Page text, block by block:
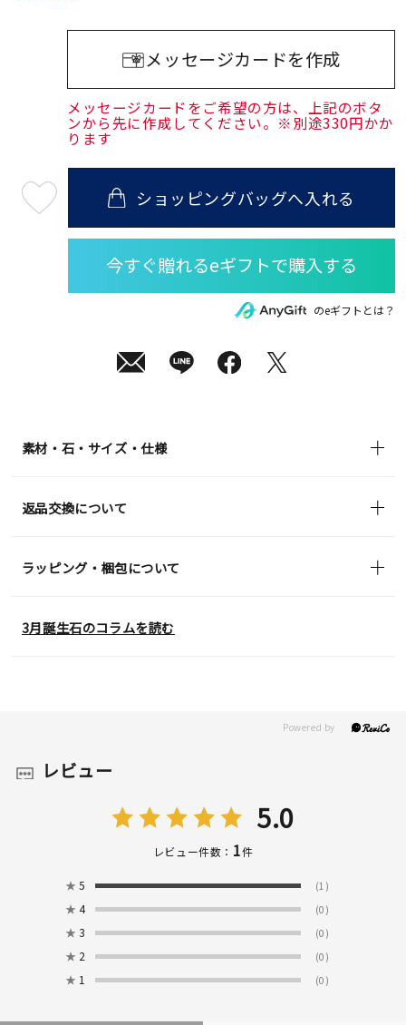
メッセージカードを作成
メッセージカードをご希望の方は、上記のボタ
ンから先に作成してください。※別途330円かか
ります
08
月
送
ショッピングバッグへ入れる
のeギフトとは？
素材・石・サイズ・仕様
返品交換について
ラッピング・梱包について
3月誕生石のコラムを読む
レビュー
5.0
レビュー件数： 1件
★ 5 (1)
★ 4 (0)
★ 3 (0)
★ 2 (0)
★ 1 (0)